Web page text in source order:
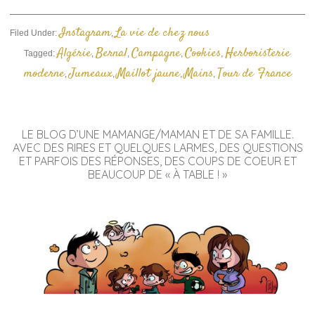
Filed Under:Instagram,La vie de chez nous
Tagged:Algérie,Bernal,Campagne,Cookies, Herboristerie
moderne,Jumeaux,Maillot jaune,Mains, Tour de France
LE BLOG D’UNE MAMANGE/MAMAN ET DE SA FAMILLE.
AVEC DES RIRES ET QUELQUES LARMES, DES QUESTIONS
ET PARFOIS DES RÉPONSES, DES COUPS DE COEUR ET
BEAUCOUP DE « À TABLE ! »